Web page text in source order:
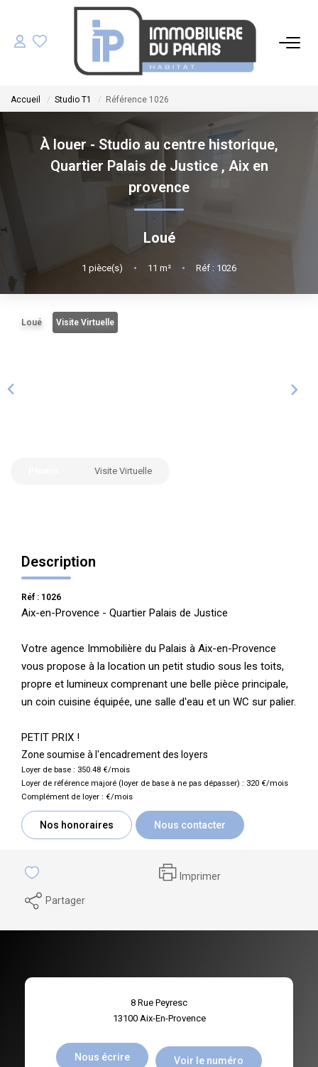
ACHETER
LOUER
ESTIMER
NOS AGENCES
Accueil Studio T1 Référence 1026
À louer - Studio au centre historique,
Quartier Palais de Justice , Aix en
provence
Loué
1 pièce(s) • 11 m² • Réf : 1026
Loué Visite Virtuelle
Visite Virtuelle
Description
Réf : 1026
Aix-en-Provence - Quartier Palais de Justice
Votre agence Immobilière du Palais à Aix-en-Provence
vous propose à la location un petit studio sous les toits,
propre et lumineux comprenant une belle pièce principale,
un coin cuisine équipée, une salle d'eau et un WC sur palier.
PETIT PRIX !
Zone soumise à l'encadrement des loyers
Loyer de base : 350.48 €/mois
Loyer de référence majoré (loyer de base à ne pas dépasser) : 320 €/mois
Complément de loyer : €/mois
Nos honoraires Nous contacter
Imprimer
Partager
8 Rue Peyresc
13100 Aix-En-Provence
Nous écrire Voir le numéro